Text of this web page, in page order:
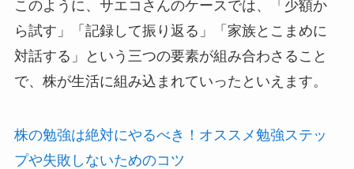
このように、サエコさんのケースでは、「少額か
ら試す」「記録して振り返る」「家族とこまめに
対話する」という三つの要素が組み合わさること
で、株が生活に組み込まれていったといえます。
株の勉強は絶対にやるべき！オススメ勉強ステッ
プや失敗しないためのコツ